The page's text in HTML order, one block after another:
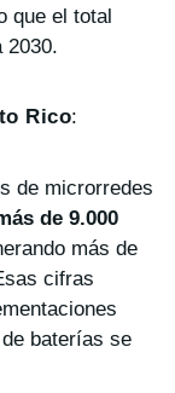
que el total
2030.
Rico:
de microrredes
de 9.000
más de
cifras
baterías se